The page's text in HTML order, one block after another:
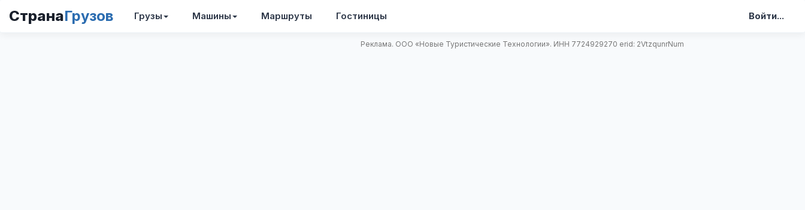
СтранаГрузов Грузы Машины Маршруты Гостиницы Войти...
Реклама. ООО «Новые Туристические Технологии». ИНН 7724929270 erid: 2VtzqunrNum